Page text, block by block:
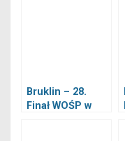
Bruklin – 28.
Finał WOŚP w